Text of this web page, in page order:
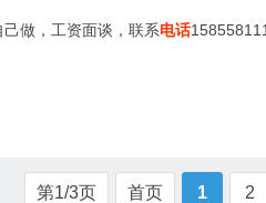
做，工资面谈，联系电话
第1/3页 首页 1 2